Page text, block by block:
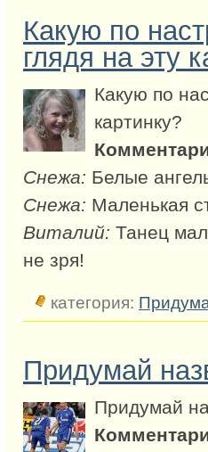
Какую по
глядя на эту
Какую по
картинку?
Снежа: Белые
Снежа: Маленькая
Виталий: Танец
не зря!
категория:
Придумай
Придумай